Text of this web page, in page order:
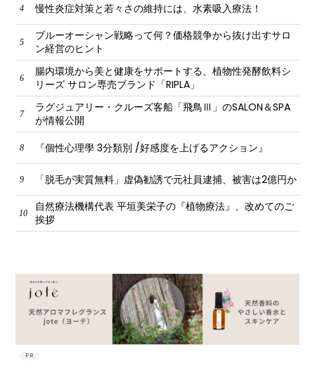
4 慢性炎症対策と若々さの維持には、水素吸入療法！
5
ブルーオーシャン戦略って何？価格競争から抜け出すサロ
ン経営のヒント
6
腸内環境から美と健康をサポートする、植物性発酵飲料シ
リーズ サロン専売ブランド「RIPLA」
7
ラグジュアリー・クルーズ客船「飛鳥Ⅲ」のSALON＆SPA
が情報公開
8 『個性心理學 3分類別 /好感度を上げるアクション』
9 「脱毛が実質無料」虚偽勧誘で元社員逮捕、被害は2億円か
10
自然療法機構代表 平垣美栄子の『植物療法』、改めてのご
挨拶
PR